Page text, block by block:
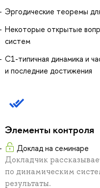
Эргодические теоремы
Некоторые открытые
систем
C1-типичная динамика и
и последние достижения
Элементы контроля
Доклад на семинаре
Докладчик
по динамическим
результаты.